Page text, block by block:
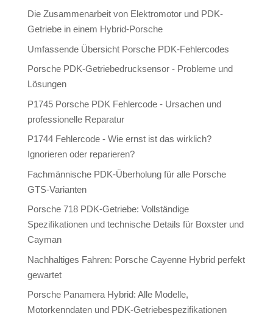
Die Zusammenarbeit von Elektromotor und PDK-
Getriebe in einem Hybrid-Porsche
Umfassende Übersicht Porsche PDK-Fehlercodes
Porsche PDK-Getriebedrucksensor - Probleme und
Lösungen
P1745 Porsche PDK Fehlercode - Ursachen und
professionelle Reparatur
P1744 Fehlercode - Wie ernst ist das wirklich?
Ignorieren oder reparieren?
Fachmännische PDK-Überholung für alle Porsche
GTS-Varianten
Porsche 718 PDK-Getriebe: Vollständige
Spezifikationen und technische Details für Boxster und
Cayman
Nachhaltiges Fahren: Porsche Cayenne Hybrid perfekt
gewartet
Porsche Panamera Hybrid: Alle Modelle,
Motorkenndaten und PDK-Getriebespezifikationen